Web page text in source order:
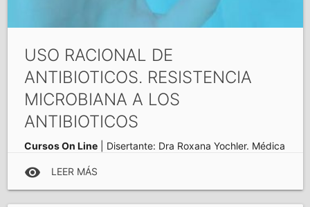
USO RACIONAL DE
ANTIBIOTICOS. RESISTENCIA
MICROBIANA A LOS
ANTIBIOTICOS
Cursos On Line| Disertante: Dra Roxana Yochler. Médica
visibility LEER MÁS